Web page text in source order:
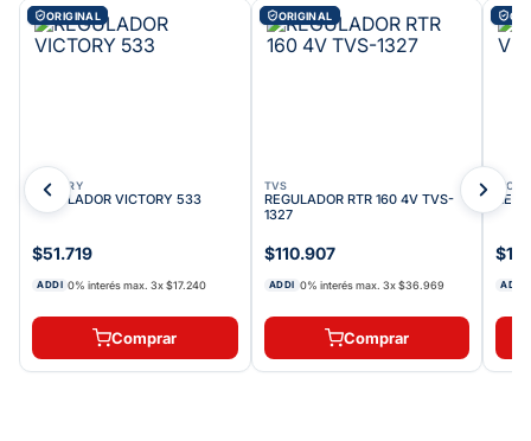
ORIGINAL
VICTORY
REGULADOR VICTORY 533
$51.719
ADDI 0% interés max.3x$17.240
Comprar
ORIGINAL
TVS
REGULADOR RTR 160 4V TVS-
1327
$110.907
ADDI 0% interés max. 3x$36.969
Comprar
ADDI